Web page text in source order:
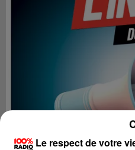
Le respect de votre